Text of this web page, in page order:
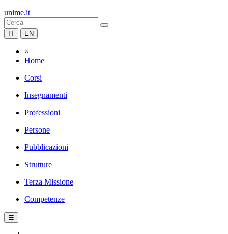
unime.it
IT EN
×
Home
Corsi
Insegnamenti
Professioni
Persone
Pubblicazioni
Strutture
Terza Missione
Competenze
☰